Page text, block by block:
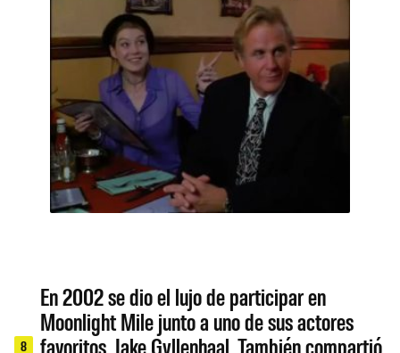
8
En 2002 se dio el lujo de participar en
Moonlight Mile junto a uno de sus actores
favoritos, Jake Gyllenhaal. También compartió